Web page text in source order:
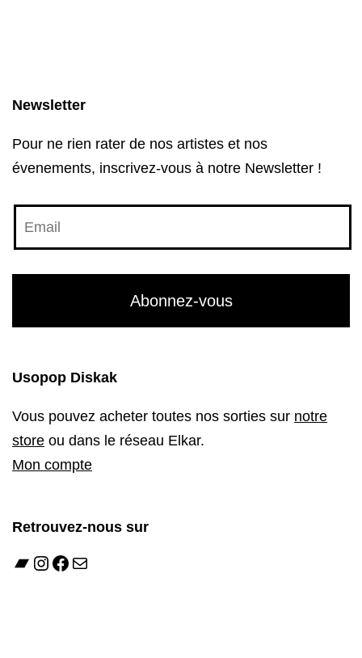
Newsletter
Pour ne rien rater de nos artistes et nos
évenements, inscrivez-vous à notre Newsletter !
Usopop Diskak
Vous pouvez acheter toutes nos sorties sur notre
store ou dans le réseau Elkar.
Mon compte
Retrouvez-nous sur
Bandcamp
Instagram
Facebook
E-mail